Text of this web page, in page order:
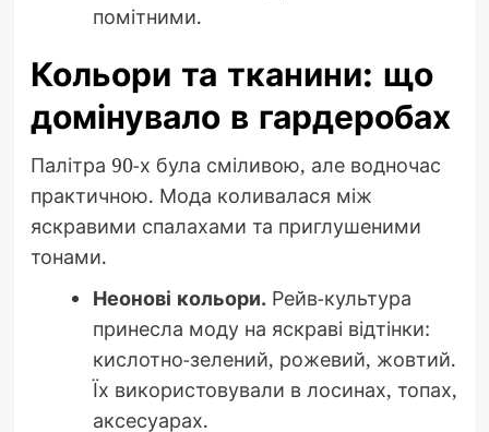
помітними.
Кольори та тканини: що
домінувало в гардеробах
Палітра 90-х була сміливою, але водночас
практичною. Мода коливалася між
яскравими спалахами та приглушеними
тонами.
Неонові кольори. Рейв-культура
принесла моду на яскраві відтінки:
кислотно-зелений, рожевий, жовтий.
Їх використовували в лосинах, топах,
аксесуарах.